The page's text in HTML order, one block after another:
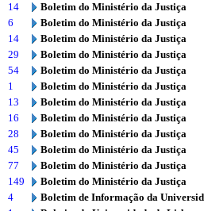
14
Boletim do Ministério da Justiça
6
Boletim do Ministério da Justiça
14
Boletim do Ministério da Justiça
29
Boletim do Ministério da Justiça
54
Boletim do Ministério da Justiça
1
Boletim do Ministério da Justiça
13
Boletim do Ministério da Justiça
16
Boletim do Ministério da Justiça
28
Boletim do Ministério da Justiça
45
Boletim do Ministério da Justiça
77
Boletim do Ministério da Justiça
149
Boletim do Ministério da Justiça
4
Boletim de Informação da